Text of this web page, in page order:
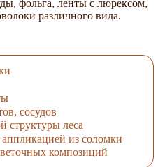
фольга, ленты с люрексом,
различного вида.
сосудов
структуры леса
из соломки
композиций